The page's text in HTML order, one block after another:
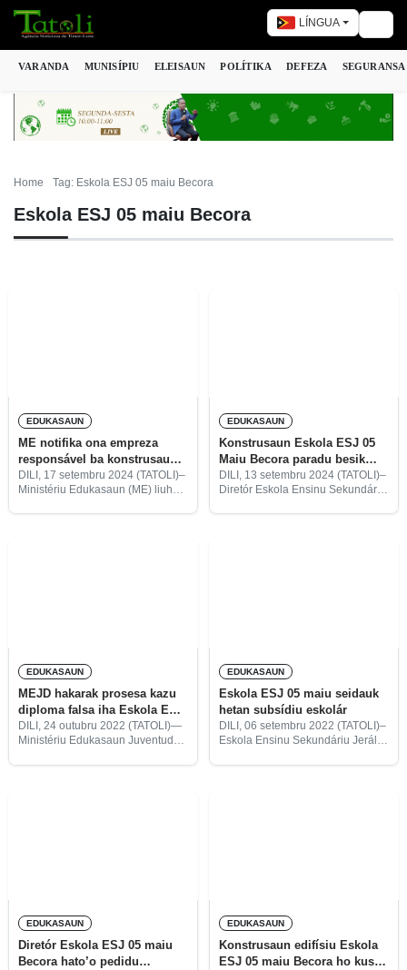
LÍNGUA
VARANDA MUNISÍPIU ELEISAUN POLÍTIKA DEFEZA SEGURANSA
Home Tag: Eskola ESJ 05 maiu Becora
Eskola ESJ 05 maiu Becora
EDUKASAUN
ME notifika ona empreza
responsável ba konstrusaun
Eskola ESJ 05 maiu Becora
DILI, 17 setembru 2024 (TATOLI)–
Ministériu Edukasaun (ME) liuhusi
EDUKASAUN
Konstrusaun Eskola ESJ 05
Maiu Becora paradu besik
fulan-ida
DILI, 13 setembru 2024 (TATOLI)–
Diretór Eskola Ensinu Sekundária
EDUKASAUN
MEJD hakarak prosesa kazu
diploma falsa iha Eskola ESJ
05 maiu
DILI, 24 outubru 2022 (TATOLI)—
Ministériu Edukasaun Juventude
EDUKASAUN
Eskola ESJ 05 maiu seidauk
hetan subsídiu eskolár
DILI, 06 setembru 2022 (TATOLI)–
Eskola Ensinu Sekundáriu Jerál
EDUKASAUN
Diretór Eskola ESJ 05 maiu
Becora hato’o pedidu
EDUKASAUN
Konstrusaun edifísiu Eskola
ESJ 05 maiu Becora ho kustu